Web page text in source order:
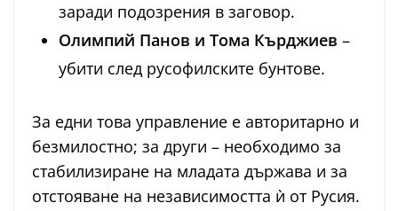
заради подозрения в заговор.
Олимпий Панов и Тома Кърджиев –
убити след русофилските бунтове.
За едни това управление е авторитарно и
безмилостно; за други – необходимо за
стабилизиране на младата държава и за
отстояване на независимостта ѝ от Русия.